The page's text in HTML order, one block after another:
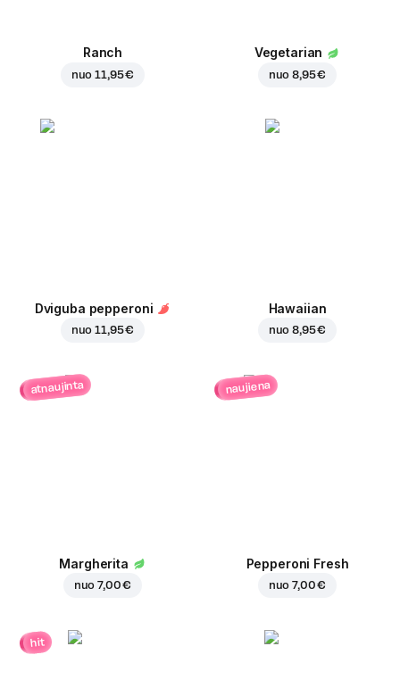
Ranch
nuo11,95 €
Vegetarian
nuo8,95 €
Dviguba pepperoni
nuo11,95 €
Hawaiian
nuo8,95 €
atnaujinta
Margherita
nuo7,00 €
naujiena
Pepperoni Fresh
nuo7,00 €
hit